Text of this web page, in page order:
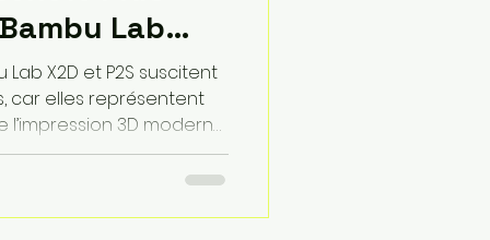
Lab
Lab P2S ?
X2D et P2S suscitent
car elles représentent
3D moderne.
sa rapidité et son
tandis que la X2D